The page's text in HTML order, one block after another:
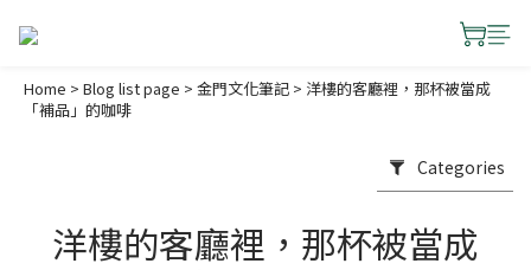
Home > Blog list page > 金門文化筆記 > 洋樓的客廳裡，那杯被當成
「補品」的咖啡
Categories
洋樓的客廳裡，那杯被當成